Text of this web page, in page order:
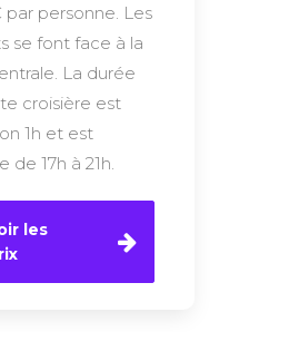
par personne. Les
se font face à la
La durée
croisière est
1h et est
de 17h à 21h.
les